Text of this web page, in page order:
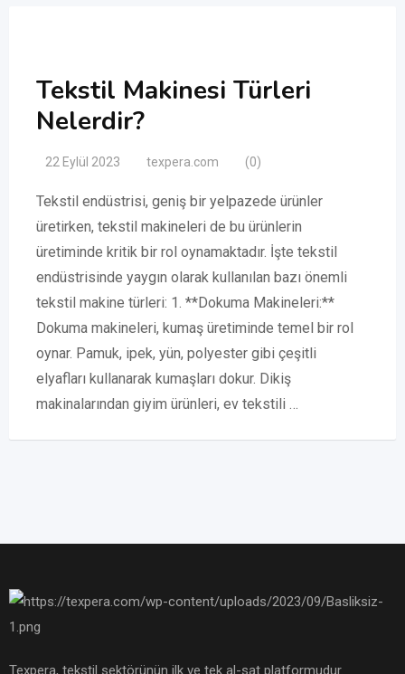
Tekstil Makinesi Türleri
Nelerdir?
22 Eylül 2023 texpera.com (0)
Tekstil endüstrisi, geniş bir yelpazede ürünler
üretirken, tekstil makineleri de bu ürünlerin
üretiminde kritik bir rol oynamaktadır. İşte tekstil
endüstrisinde yaygın olarak kullanılan bazı önemli
tekstil makine türleri: 1. **Dokuma Makineleri:**
Dokuma makineleri, kumaş üretiminde temel bir rol
oynar. Pamuk, ipek, yün, polyester gibi çeşitli
elyafları kullanarak kumaşları dokur. Dikiş
makinalarından giyim ürünleri, ev tekstili …